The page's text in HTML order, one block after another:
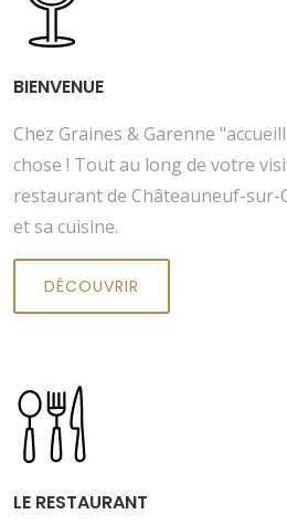
BIENVENUE
Chez Graines & Garenne
chose ! Tout au long de votre
restaurant de Châteauneuf-sur-
et sa cuisine.
DÉCOUVRIR
LE RESTAURANT